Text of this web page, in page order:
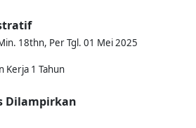
18thn, Per Tgl. 01 Mei 2025
Kerja 1 Tahun
Dilampirkan